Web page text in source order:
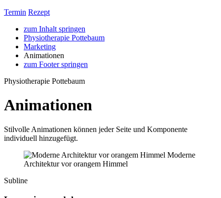
Termin Rezept
zum Inhalt springen
Physiotherapie Pottebaum
Marketing
Animationen
zum Footer springen
Physiotherapie Pottebaum
Animationen
Stilvolle Animationen können jeder Seite und Komponente
individuell hinzugefügt.
Moderne
Architektur vor orangem Himmel
Subline